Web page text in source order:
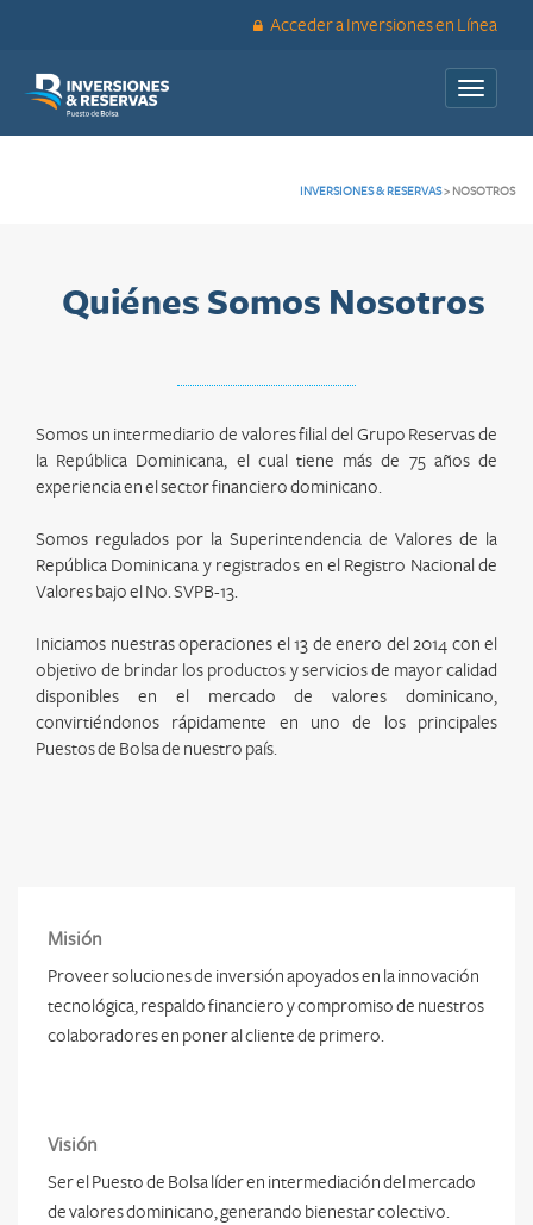
Acceder a Inversiones en Línea
Toggle
INVERSIONES & RESERVAS> NOSOTROS
Quiénes Somos Nosotros
Somos un intermediario de valores filial del Grupo Reservas de
la República Dominicana, el cual tiene más de 75 años de
experiencia en el sector financiero dominicano.
Somos regulados por la Superintendencia de Valores de la
República Dominicana y registrados en el Registro Nacional de
Valores bajo el No. SVPB-13.
Iniciamos nuestras operaciones el 13 de enero del 2014 con el
objetivo de brindar los productos y servicios de mayor calidad
disponibles en el mercado de valores dominicano,
convirtiéndonos rápidamente en uno de los principales
Puestos de Bolsa de nuestro país.
Misión
Proveer soluciones de inversión apoyados en la innovación
tecnológica, respaldo financiero y compromiso de nuestros
colaboradores en poner al cliente de primero.
Visión
Ser el Puesto de Bolsa líder en intermediación del mercado
de valores dominicano, generando bienestar colectivo.